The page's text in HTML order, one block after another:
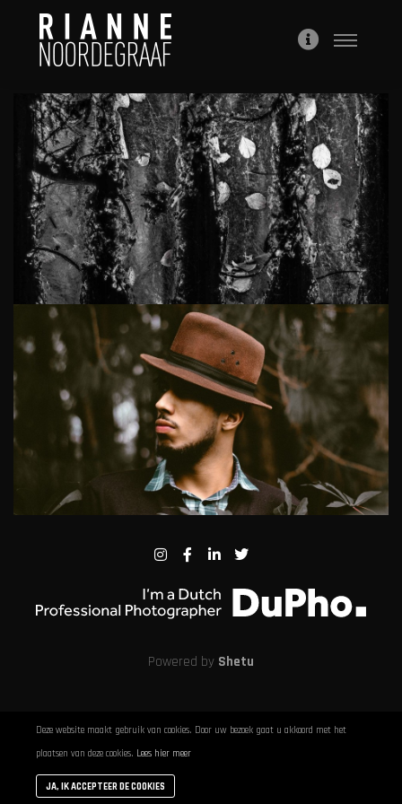
Powered by Shetu
Deze website maakt gebruik van cookies. Door uw bezoek gaat u akkoord met het
plaatsen van deze cookies. Lees hier meer
JA, IK ACCEPTEER DE COOKIES